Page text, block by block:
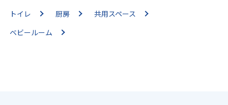
トイレ 厨房
共用スペース
ベビールーム